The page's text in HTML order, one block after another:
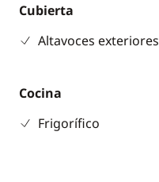
Cubierta
Altavoces exteriores
Cocina
Frigorífico